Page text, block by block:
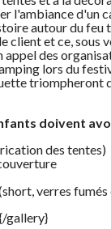
l'ambiance d'un
autour du feu
client et ce,
des
lors du
triompheront
doivent
des tentes)
verres fumés
gallery}